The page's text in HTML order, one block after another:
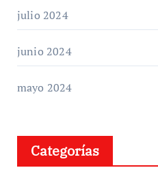
julio 2024
junio 2024
mayo 2024
Categorías